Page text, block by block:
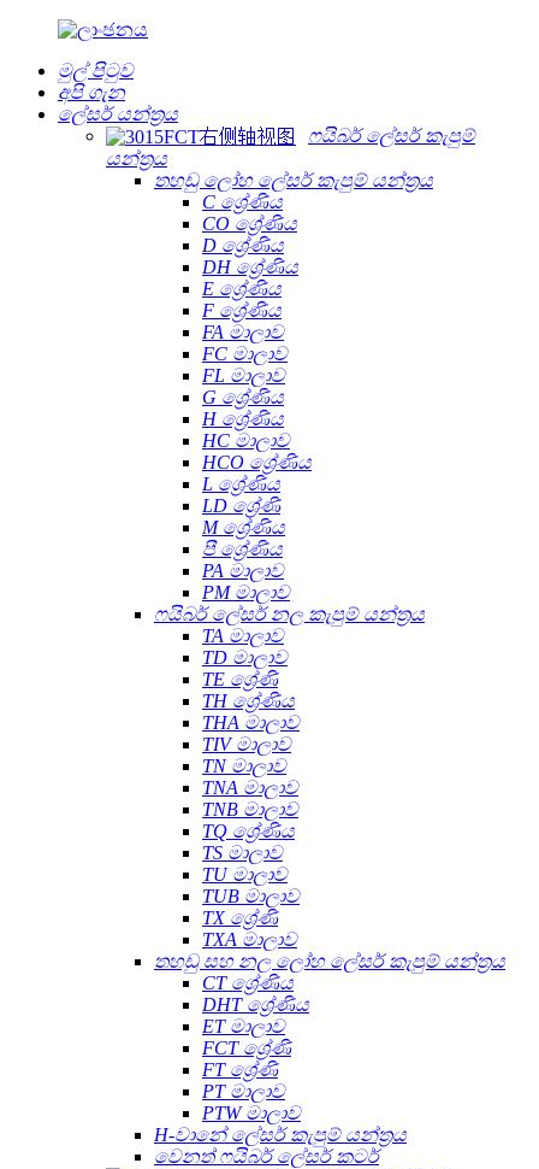
මුල් පිටුව
අපි ගැන
ලේසර් යන්ත්‍රය
ෆයිබර් ලේසර් කැපුම්
යන්ත්‍රය
තහඩු ලෝහ ලේසර් කැපුම් යන්ත්‍රය
C ශ්‍රේණිය
CO ශ්‍රේණිය
D ශ්‍රේණිය
DH ශ්‍රේණිය
E ශ්‍රේණිය
F ශ්‍රේණිය
FA මාලාව
FC මාලාව
FL මාලාව
G ශ්‍රේණිය
H ශ්‍රේණිය
HC මාලාව
HCO ශ්‍රේණිය
L ශ්‍රේණිය
LD ශ්‍රේණි
M ශ්‍රේණිය
පී ශ්‍රේණිය
PA මාලාව
PM මාලාව
ෆයිබර් ලේසර් නල කැපුම් යන්ත්‍රය
TA මාලාව
TD මාලාව
TE ශ්‍රේණි
TH ශ්‍රේණිය
THA මාලාව
TIV මාලාව
TN මාලාව
TNA මාලාව
TNB මාලාව
TQ ශ්‍රේණිය
TS මාලාව
TU මාලාව
TUB මාලාව
TX ශ්‍රේණි
TXA මාලාව
තහඩු සහ නල ලෝහ ලේසර් කැපුම් යන්ත්‍රය
CT ශ්‍රේණිය
DHT ශ්‍රේණිය
ET මාලාව
FCT ශ්‍රේණි
FT ශ්‍රේණි
PT මාලාව
PTW මාලාව
H-වානේ ලේසර් කැපුම් යන්ත්‍රය
වෙනත් ෆයිබර් ලේසර් කටර්